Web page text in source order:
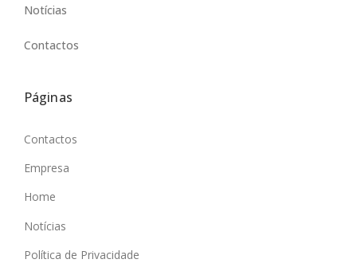
Notícias
Contactos
Páginas
Contactos
Empresa
Home
Notícias
Política de Privacidade